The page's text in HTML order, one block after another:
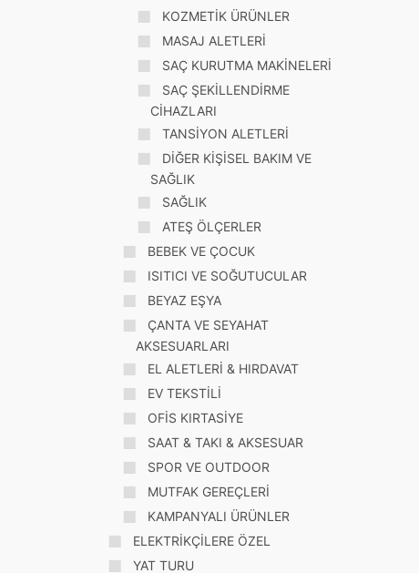
KOZMETİK ÜRÜNLER
MASAJ ALETLERİ
SAÇ KURUTMA MAKİNELERİ
SAÇ ŞEKİLLENDİRME
CİHAZLARI
TANSİYON ALETLERİ
DİĞER KİŞİSEL BAKIM VE
SAĞLIK
SAĞLIK
ATEŞ ÖLÇERLER
BEBEK VE ÇOCUK
ISITICI VE SOĞUTUCULAR
BEYAZ EŞYA
ÇANTA VE SEYAHAT
AKSESUARLARI
EL ALETLERİ & HIRDAVAT
EV TEKSTİLİ
OFİS KIRTASİYE
SAAT & TAKI & AKSESUAR
SPOR VE OUTDOOR
MUTFAK GEREÇLERİ
KAMPANYALI ÜRÜNLER
ELEKTRİKÇİLERE ÖZEL
YAT TURU